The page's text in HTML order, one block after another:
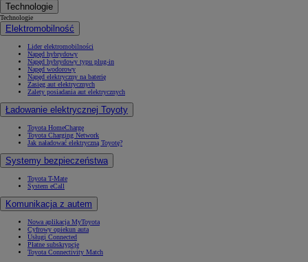
Technologie
Technologie
Elektromobilność
Lider elektromobilności
Napęd hybrydowy
Napęd hybrydowy typu plug-in
Napęd wodorowy
Napęd elektryczny na baterię
Zasięg aut elektrycznych
Zalety posiadania aut elektrycznych
Ładowanie elektrycznej Toyoty
Toyota HomeCharge
Toyota Charging Network
Jak naładować elektryczną Toyotę?
Systemy bezpieczeństwa
Toyota T-Mate
System eCall
Komunikacja z autem
Nowa aplikacja MyToyota
Cyfrowy opiekun auta
Usługi Connected
Płatne subskrypcje
Toyota Connectivity Match